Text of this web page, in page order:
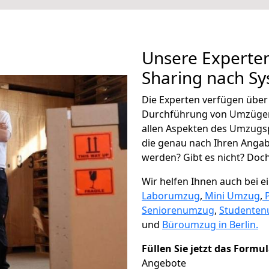
Unsere
Sharing nach
Die Experten verfügen
Durchführung von
allen Aspekten des
die genau nach Ihren
werden? Gibt es nicht?
Wir helfen Ihnen auch bei
Laborumzug, Mini Umzug,
Seniorenumzug,
und Büroumzug in Berlin.
Füllen Sie jetzt das
Angebote